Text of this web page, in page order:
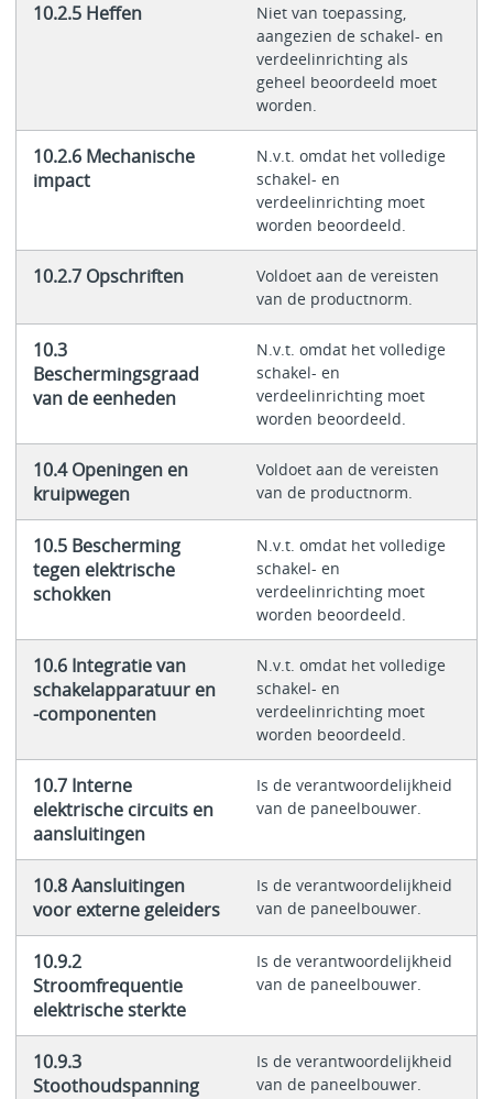
10.2.5 Heffen
Niet van toepassing,
aangezien de schakel- en
verdeelinrichting als
geheel beoordeeld moet
worden.
10.2.6 Mechanische
impact
N.v.t. omdat het volledige
schakel- en
verdeelinrichting moet
worden beoordeeld.
10.2.7 Opschriften
Voldoet aan de vereisten
van de productnorm.
10.3
Beschermingsgraad
van de eenheden
N.v.t. omdat het volledige
schakel- en
verdeelinrichting moet
worden beoordeeld.
10.4 Openingen en
kruipwegen
Voldoet aan de vereisten
van de productnorm.
10.5 Bescherming
tegen elektrische
schokken
N.v.t. omdat het volledige
schakel- en
verdeelinrichting moet
worden beoordeeld.
10.6 Integratie van
schakelapparatuur en
-componenten
N.v.t. omdat het volledige
schakel- en
verdeelinrichting moet
worden beoordeeld.
10.7 Interne
elektrische circuits en
aansluitingen
Is de verantwoordelijkheid
van de paneelbouwer.
10.8 Aansluitingen
voor externe geleiders
Is de verantwoordelijkheid
van de paneelbouwer.
10.9.2
Stroomfrequentie
elektrische sterkte
Is de verantwoordelijkheid
van de paneelbouwer.
10.9.3
Stoothoudspanning
Is de verantwoordelijkheid
van de paneelbouwer.